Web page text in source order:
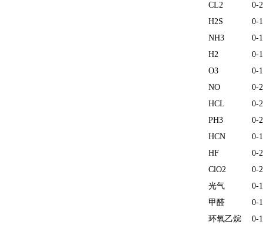
CL2
0-
H2S
0-
NH3
0-
H2
0-
O3
0-
NO
0-
HCL
0-
PH3
0-
HCN
0-
HF
0-
ClO2
0-
光气
0-
甲醛
0-
环氧乙烷
0-